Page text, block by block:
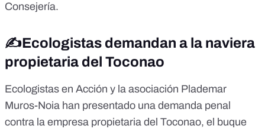
Consejería.
✍️Ecologistas demandan a la naviera
propietaria del Toconao
Ecologistas en Acción y la asociación Plademar
Muros-Noia han presentado una demanda penal
contra la empresa propietaria del Toconao, el buque